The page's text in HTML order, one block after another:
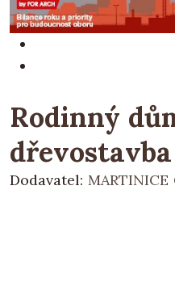
Rodinný
Dodavatel: MARTINICE